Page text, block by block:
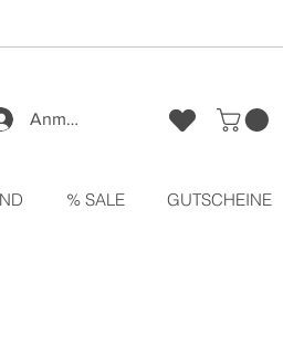
Anmelden
% SALE GUTSCHEINE